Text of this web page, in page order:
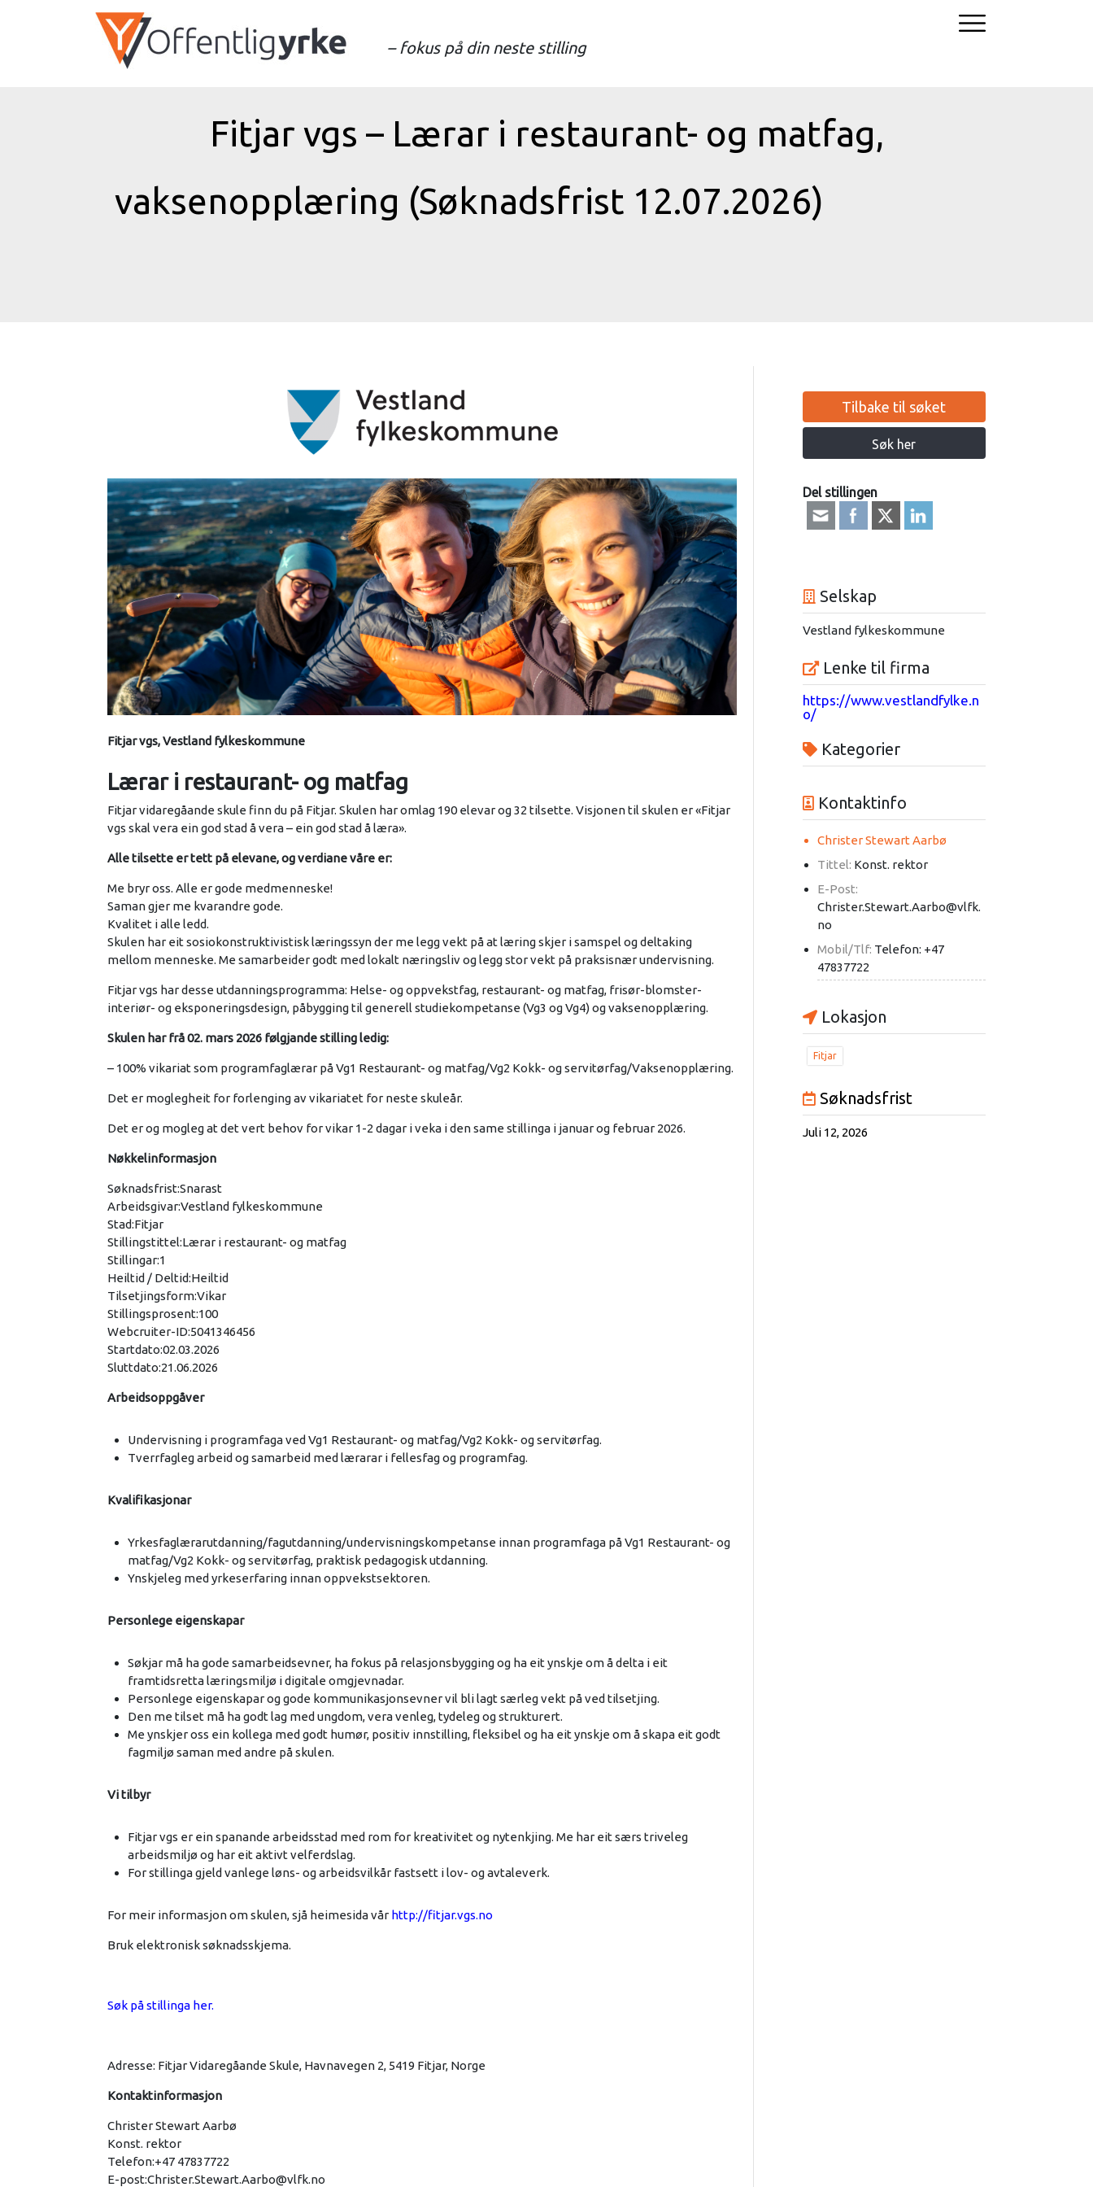
– fokus på din neste stilling
Fitjar vgs – Lærar i restaurant- og matfag,
vaksenopplæring (Søknadsfrist 12.07.2026)
Fitjar vgs, Vestland fylkeskommune
Lærar i restaurant- og matfag
Fitjar vidaregåande skule finn du på Fitjar. Skulen har omlag 190 elevar og 32 tilsette. Visjonen til skulen er «Fitjar
vgs skal vera ein god stad å vera – ein god stad å læra».
Alle tilsette er tett på elevane, og verdiane våre er:
Me bryr oss. Alle er gode medmenneske!
Saman gjer me kvarandre gode.
Kvalitet i alle ledd.
Skulen har eit sosiokonstruktivistisk læringssyn der me legg vekt på at læring skjer i samspel og deltaking
mellom menneske. Me samarbeider godt med lokalt næringsliv og legg stor vekt på praksisnær undervisning.
Fitjar vgs har desse utdanningsprogramma: Helse- og oppvekstfag, restaurant- og matfag, frisør-blomster-
interiør- og eksponeringsdesign, påbygging til generell studiekompetanse (Vg3 og Vg4) og vaksenopplæring.
Skulen har frå 02. mars 2026 følgjande stilling ledig:
– 100% vikariat som programfaglærar på Vg1 Restaurant- og matfag/Vg2 Kokk- og servitørfag/Vaksenopplæring.
Det er moglegheit for forlenging av vikariatet for neste skuleår.
Det er og mogleg at det vert behov for vikar 1-2 dagar i veka i den same stillinga i januar og februar 2026.
Nøkkelinformasjon
Søknadsfrist:Snarast
Arbeidsgivar:Vestland fylkeskommune
Stad:Fitjar
Stillingstittel:Lærar i restaurant- og matfag
Stillingar:1
Heiltid / Deltid:Heiltid
Tilsetjingsform:Vikar
Stillingsprosent:100
Webcruiter-ID:5041346456
Startdato:02.03.2026
Sluttdato:21.06.2026
Arbeidsoppgåver
Undervisning i programfaga ved Vg1 Restaurant- og matfag/Vg2 Kokk- og servitørfag.
Tverrfagleg arbeid og samarbeid med lærarar i fellesfag og programfag.
Kvalifikasjonar
Yrkesfaglærarutdanning/fagutdanning/undervisningskompetanse innan programfaga på Vg1 Restaurant- og
matfag/Vg2 Kokk- og servitørfag, praktisk pedagogisk utdanning.
Ynskjeleg med yrkeserfaring innan oppvekstsektoren.
Personlege eigenskapar
Søkjar må ha gode samarbeidsevner, ha fokus på relasjonsbygging og ha eit ynskje om å delta i eit
framtidsretta læringsmiljø i digitale omgjevnadar.
Personlege eigenskapar og gode kommunikasjonsevner vil bli lagt særleg vekt på ved tilsetjing.
Den me tilset må ha godt lag med ungdom, vera venleg, tydeleg og strukturert.
Me ynskjer oss ein kollega med godt humør, positiv innstilling, fleksibel og ha eit ynskje om å skapa eit godt
fagmiljø saman med andre på skulen.
Vi tilbyr
Fitjar vgs er ein spanande arbeidsstad med rom for kreativitet og nytenkjing. Me har eit særs triveleg
arbeidsmiljø og har eit aktivt velferdslag.
For stillinga gjeld vanlege løns- og arbeidsvilkår fastsett i lov- og avtaleverk.
For meir informasjon om skulen, sjå heimesida vår http://fitjar.vgs.no
Bruk elektronisk søknadsskjema.
Søk på stillinga her.
Adresse: Fitjar Vidaregåande Skule, Havnavegen 2, 5419 Fitjar, Norge
Kontaktinformasjon
Christer Stewart Aarbø
Konst. rektor
Telefon:+47 47837722
E-post:Christer.Stewart.Aarbo@vlfk.no
Tilbake til søket
Søk her
Del stillingen
Selskap
Vestland fylkeskommune
Lenke til firma
https://www.vestlandfylke.n
o/
Kategorier
Kontaktinfo
Christer Stewart Aarbø
Tittel: Konst. rektor
E-Post:
Christer.Stewart.Aarbo@vlfk.
no
Mobil/Tlf: Telefon: +47
47837722
Lokasjon
Fitjar
Søknadsfrist
Juli 12, 2026